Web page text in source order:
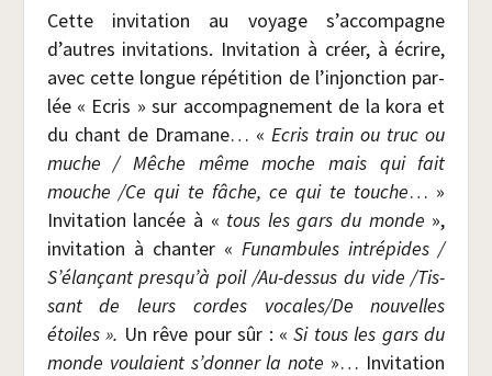
Cette invi­ta­tion au voyage s’accompagne
d’autres invi­ta­tions. Invi­ta­tion à créer, à écrire,
avec cette longue répé­ti­tion de l’injonction par­
lée « Ecris » sur accom­pa­gne­ment de la kora et
du chant de Dra­mane… «Ecris train ou truc ou
muche / Mêche même moche mais qui fait
mouche /​Ce qui te fâche, ce qui te touche… »
Invi­ta­tion lan­cée à « tous les gars du monde »,
invi­ta­tion à chan­ter «Funam­bules intré­pides /​
S’élançant presqu’à poil /​Au-des­sus du vide /​Tis­
sant de leurs cordes vocales/​De nou­velles
étoiles ». Un rêve pour sûr : «Si tous les gars du
monde vou­laient s’donner la note »… Invi­ta­tion